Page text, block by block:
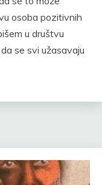
osoba pozitivnih
u društvu
se svi užasavaju